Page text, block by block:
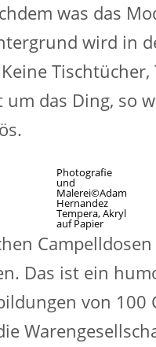
was das
wird in
um das Ding, so
Photografie
und
Malerei©Adam
Hernandez
Tempera, Akryl
auf Papier
Das ist ein
von 100